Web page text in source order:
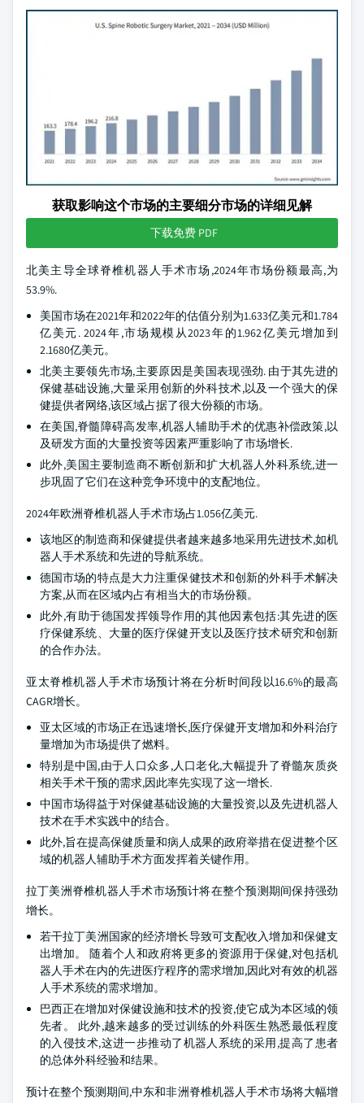
获取影响这个市场的主要细分市场的详细见解
下载免费 PDF
北美主导全球脊椎机器人手术市场,2024年市场份额最高,为
53.9%.
美国市场在2021年和2022年的估值分别为1.633亿美元和1.784
亿美元. 2024年,市场规模从2023年的1.962亿美元增加到
2.1680亿美元。
北美主要领先市场,主要原因是美国表现强劲. 由于其先进的
保健基础设施,大量采用创新的外科技术,以及一个强大的保
健提供者网络,该区域占据了很大份额的市场。
在美国,脊髓障碍高发率,机器人辅助手术的优惠补偿政策,以
及研发方面的大量投资等因素严重影响了市场增长.
此外,美国主要制造商不断创新和扩大机器人外科系统,进一
步巩固了它们在这种竞争环境中的支配地位。
2024年欧洲脊椎机器人手术市场占1.056亿美元.
该地区的制造商和保健提供者越来越多地采用先进技术,如机
器人手术系统和先进的导航系统。
德国市场的特点是大力注重保健技术和创新的外科手术解决
方案,从而在区域内占有相当大的市场份额。
此外,有助于德国发挥领导作用的其他因素包括:其先进的医
疗保健系统、大量的医疗保健开支以及医疗技术研究和创新
的合作办法。
亚太脊椎机器人手术市场预计将在分析时间段以16.6%的最高
CAGR增长。
亚太区域的市场正在迅速增长,医疗保健开支增加和外科治疗
量增加为市场提供了燃料。
特别是中国,由于人口众多,人口老化,大幅提升了脊髓灰质炎
相关手术干预的需求,因此率先实现了这一增长.
中国市场得益于对保健基础设施的大量投资,以及先进机器人
技术在手术实践中的结合。
此外,旨在提高保健质量和病人成果的政府举措在促进整个区
域的机器人辅助手术方面发挥着关键作用。
拉丁美洲脊椎机器人手术市场预计将在整个预测期间保持强劲
增长。
若干拉丁美洲国家的经济增长导致可支配收入增加和保健支
出增加。 随着个人和政府将更多的资源用于保健,对包括机
器人手术在内的先进医疗程序的需求增加,因此对有效的机器
人手术系统的需求增加。
巴西正在增加对保健设施和技术的投资,使它成为本区域的领
先者。 此外,越来越多的受过训练的外科医生熟悉最低程度
的入侵技术,这进一步推动了机器人系统的采用,提高了患者
的总体外科经验和结果。
预计在整个预测期间,中东和非洲脊椎机器人手术市场将大幅增